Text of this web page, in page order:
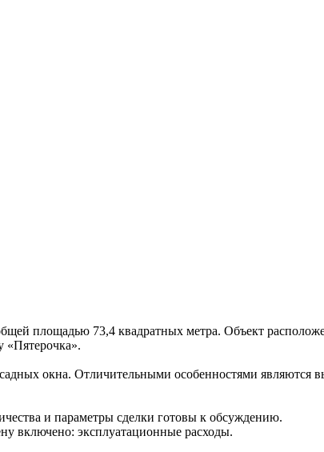
площадью 73,4 квадратных метра. Объект
«Пятерочка».
окна. Отличительными особенностями являются
и параметры сделки готовы к обсуждению.
включено: эксплуатационные расходы.